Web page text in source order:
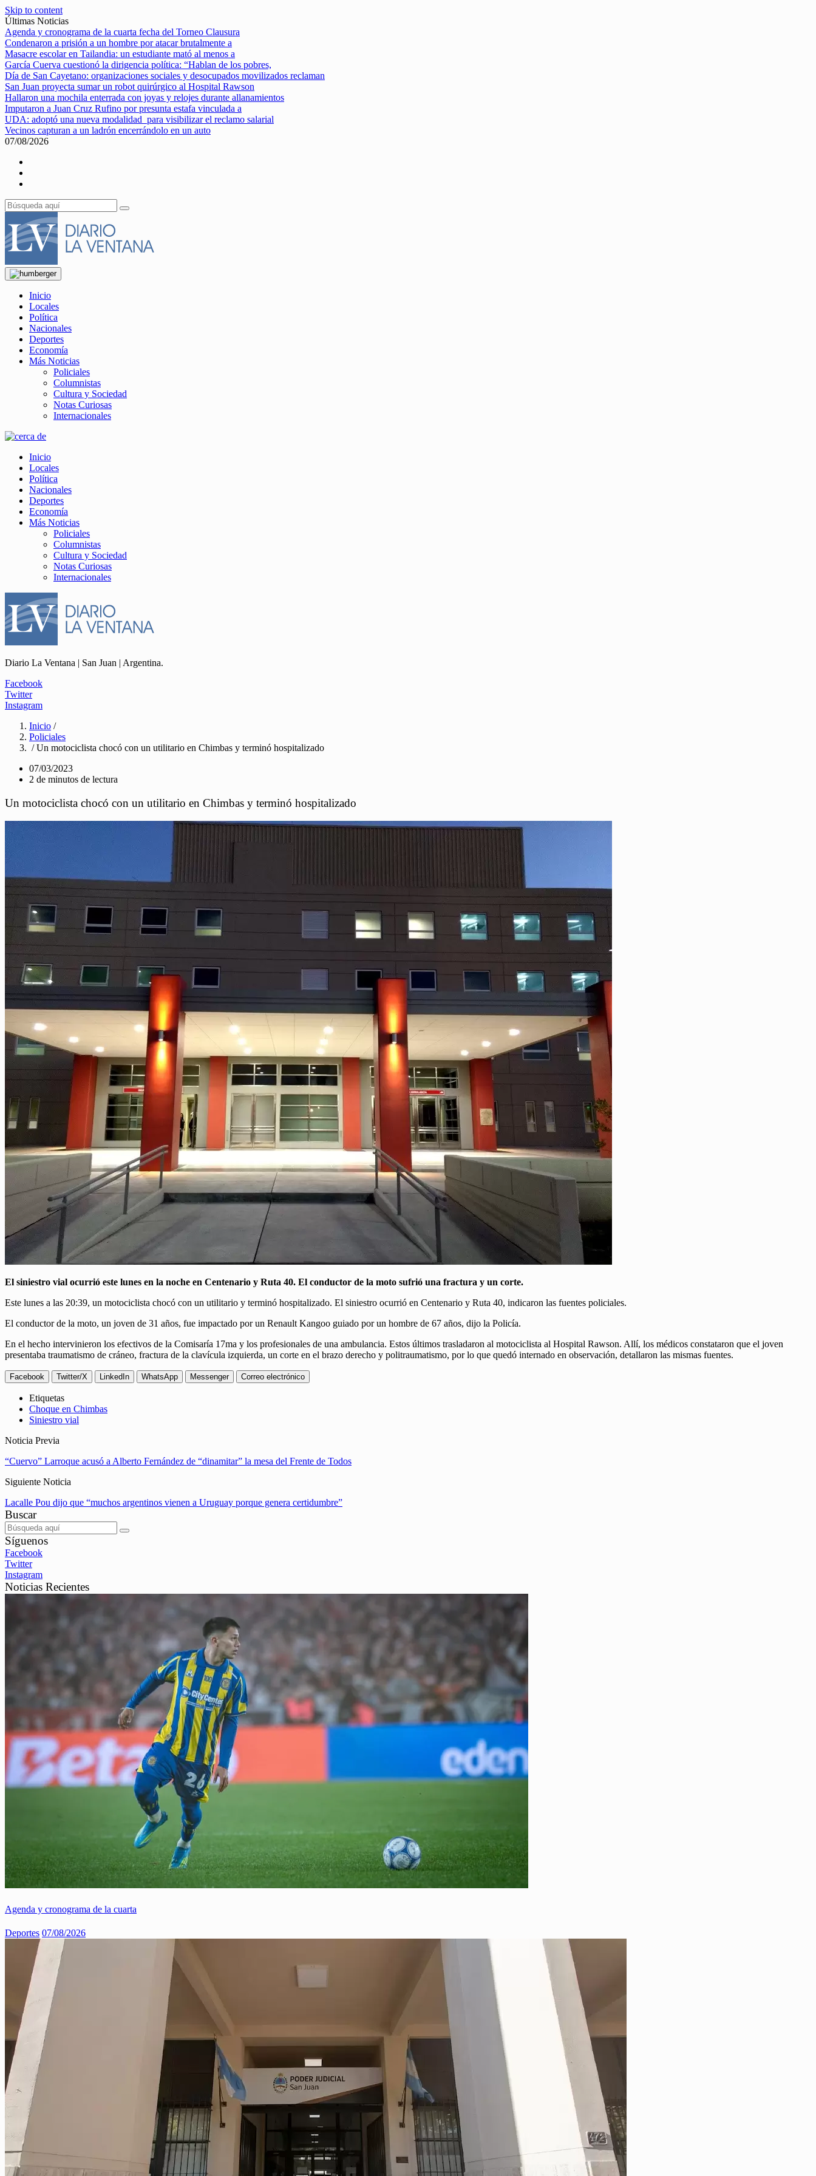
Skip to content
Últimas Noticias
Agenda y cronograma de la cuarta fecha del Torneo Clausura
Condenaron a prisión a un hombre por atacar brutalmente a
Masacre escolar en Tailandia: un estudiante mató al menos a
García Cuerva cuestionó la dirigencia política: “Hablan de los pobres,
Día de San Cayetano: organizaciones sociales y desocupados movilizados reclaman
San Juan proyecta sumar un robot quirúrgico al Hospital Rawson
Hallaron una mochila enterrada con joyas y relojes durante allanamientos
Imputaron a Juan Cruz Rufino por presunta estafa vinculada a
UDA: adoptó una nueva modalidad para visibilizar el reclamo salarial
Vecinos capturan a un ladrón encerrándolo en un auto
07/08/2026
Inicio
Locales
Política
Nacionales
Deportes
Economía
Más Noticias
Policiales
Columnistas
Cultura y Sociedad
Notas Curiosas
Internacionales
Inicio
Locales
Política
Nacionales
Deportes
Economía
Más Noticias
Policiales
Columnistas
Cultura y Sociedad
Notas Curiosas
Internacionales
Diario La Ventana | San Juan | Argentina.
Facebook
Twitter
Instagram
Inicio /
Policiales
/ Un motociclista chocó con un utilitario en Chimbas y terminó hospitalizado
07/03/2023
2 de minutos de lectura
Un motociclista chocó con un utilitario en Chimbas y terminó hospitalizado
El siniestro vial ocurrió este lunes en la noche en Centenario y Ruta 40. El conductor de la moto sufrió una fractura y un corte.
Este lunes a las 20:39, un motociclista chocó con un utilitario y terminó hospitalizado. El siniestro ocurrió en Centenario y Ruta 40, indicaron las fuentes policiales.
El conductor de la moto, un joven de 31 años, fue impactado por un Renault Kangoo guiado por un hombre de 67 años, dijo la Policía.
En el hecho intervinieron los efectivos de la Comisaría 17ma y los profesionales de una ambulancia. Estos últimos trasladaron al motociclista al Hospital Rawson. Allí, los médicos constataron que el joven
presentaba traumatismo de cráneo, fractura de la clavícula izquierda, un corte en el brazo derecho y politraumatismo, por lo que quedó internado en observación, detallaron las mismas fuentes.
Facebook Twitter/X LinkedIn WhatsApp Messenger Correo electrónico
Etiquetas
Choque en Chimbas
Siniestro vial
Noticia Previa
“Cuervo” Larroque acusó a Alberto Fernández de “dinamitar” la mesa del Frente de Todos
Siguiente Noticia
Lacalle Pou dijo que “muchos argentinos vienen a Uruguay porque genera certidumbre”
Buscar
Síguenos
Facebook
Twitter
Instagram
Noticias Recientes
Agenda y cronograma de la cuarta
Deportes 07/08/2026